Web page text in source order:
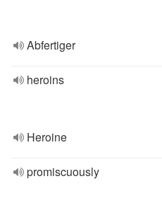
Abfertiger
heroins
Heroine
promiscuously